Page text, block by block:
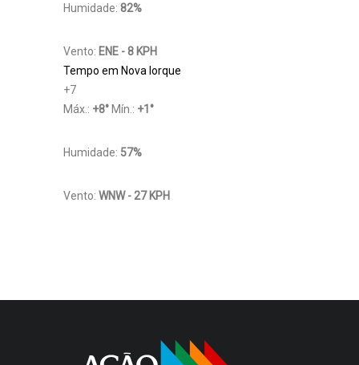
Humidade: 82%
Vento: ENE - 8 KPH
Tempo em Nova Iorque
+7
Máx.: +8° Mín.: +1 °
Humidade: 57%
Vento: WNW - 27 KPH